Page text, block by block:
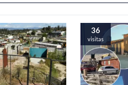
36
visitas